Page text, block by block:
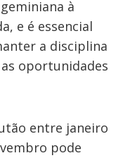
à
e é essencial
a disciplina
oportunidades
entre janeiro
pode